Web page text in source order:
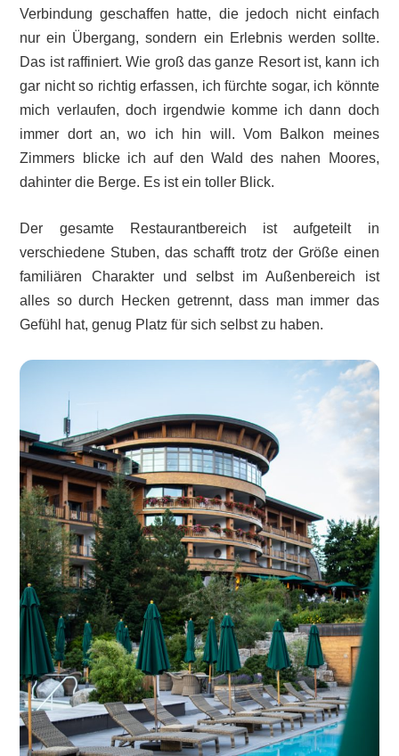
Verbindung geschaffen hatte, die jedoch nicht einfach
nur ein Übergang, sondern ein Erlebnis werden sollte.
Das ist raffiniert. Wie groß das ganze Resort ist, kann ich
gar nicht so richtig erfassen, ich fürchte sogar, ich könnte
mich verlaufen, doch irgendwie komme ich dann doch
immer dort an, wo ich hin will. Vom Balkon meines
Zimmers blicke ich auf den Wald des nahen Moores,
dahinter die Berge. Es ist ein toller Blick.
Der gesamte Restaurantbereich ist aufgeteilt in
verschiedene Stuben, das schafft trotz der Größe einen
familiären Charakter und selbst im Außenbereich ist
alles so durch Hecken getrennt, dass man immer das
Gefühl hat, genug Platz für sich selbst zu haben.